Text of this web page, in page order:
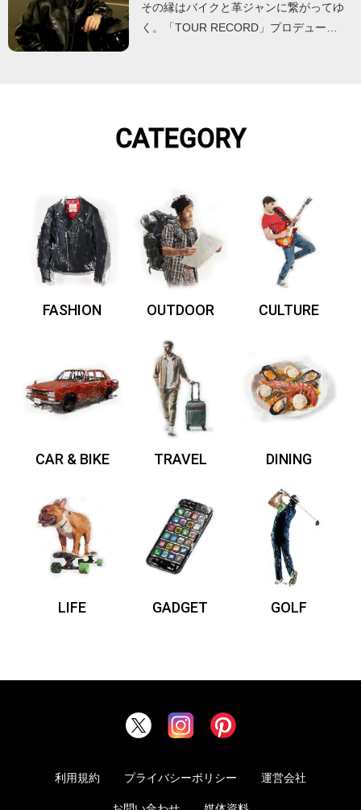
その縁はバイクと革ジャンに繋がってゆ
く。「TOUR RECORD」プロデュー…
CATEGORY
FASHION OUTDOOR CULTURE
CAR & BIKE TRAVEL DINING
LIFE GADGET GOLF
利用規約 プライバシーポリシー 運営会社